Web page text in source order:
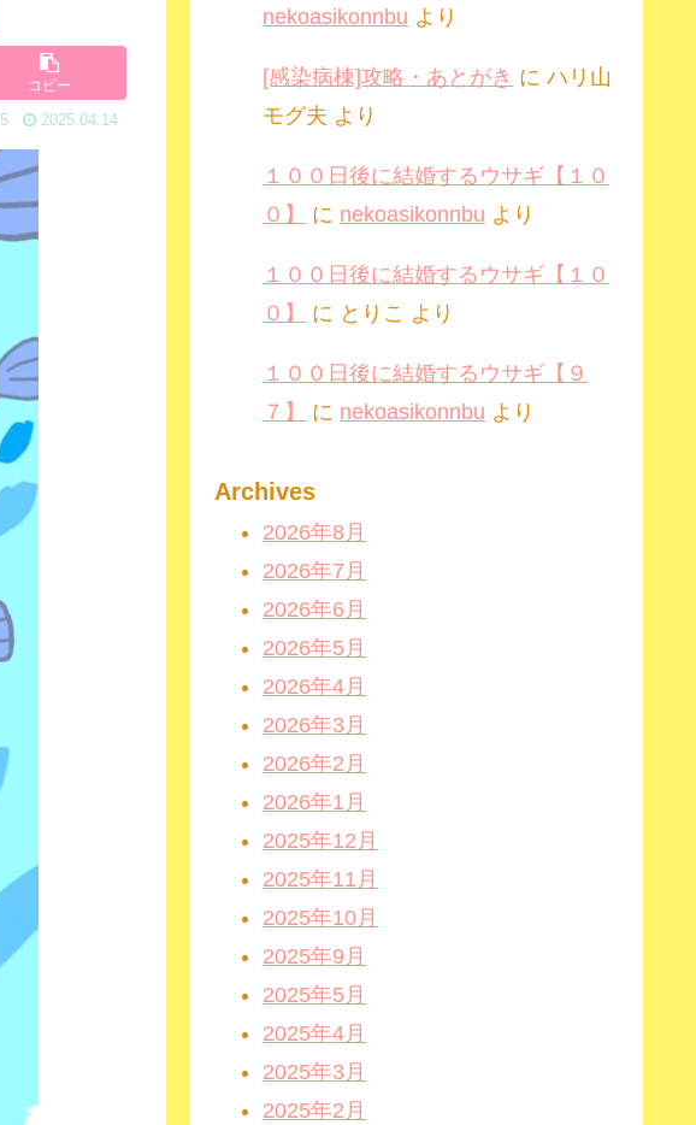
コピー
2025.04.14
nekoasikonnbu より
[感染病棟]攻略・あとがき に ハリ山
モグ夫 より
１００日後に結婚するウサギ【１０
０】
に nekoasikonnbu より
１００日後に結婚するウサギ【１０
０】
に とりこ より
１００日後に結婚するウサギ【９
７】
に nekoasikonnbu より
Archives
2026年8月
2026年7月
2026年6月
2026年5月
2026年4月
2026年3月
2026年2月
2026年1月
2025年12月
2025年11月
2025年10月
2025年9月
2025年5月
2025年4月
2025年3月
2025年2月